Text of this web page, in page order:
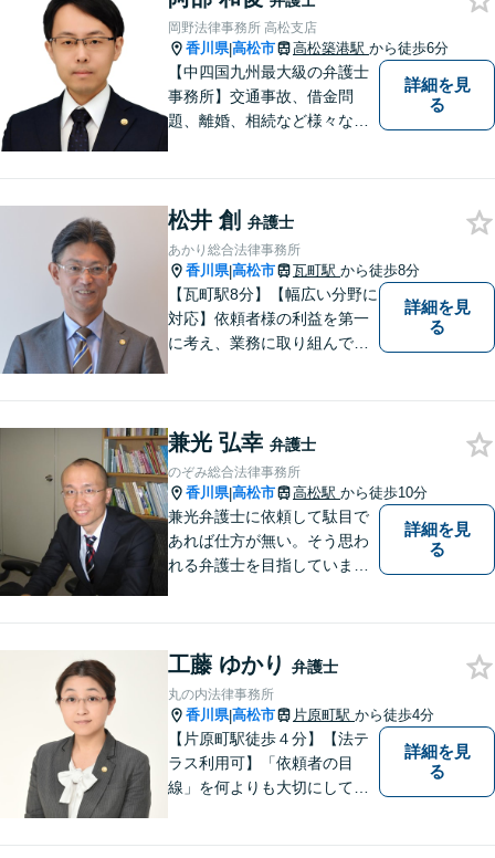
料ですので、お気軽にご相談
ください。
岡野法律事務所 高松支店
香川県|高松市 高松築港駅 から徒歩6分
【中四国九州最大級の弁護士
事務所】交通事故、借金問
題、離婚、相続など様々な問
い！
詳細を見
る
松井 創 弁護士
あかり総合法律事務所
香川県|高松市 瓦町駅 から徒歩8分
【瓦町駅8分】【幅広い分野に
対応】依頼者様の利益を第一
に考え、業務に取り組んでお
事件・交通事故・不動産問題
など幅広く対応。即日対応も
可能。まずはお気軽にご相談
ください。
詳細を見
る
兼光 弘幸 弁護士
のぞみ総合法律事務所
香川県|高松市 高松駅 から徒歩10分
兼光弁護士に依頼して駄目で
あれば仕方が無い。そう思わ
れる弁護士を目指していま
詳細を見
る
工藤 ゆかり 弁護士
丸の内法律事務所
香川県|高松市 片原町駅 から徒歩4分
【片原町駅徒歩４分】【法テ
ラス利用可】「依頼者の目
線」を何よりも大切にしてい
詳細を見
る